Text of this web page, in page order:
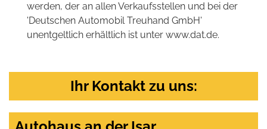
werden, der an allen Verkaufsstellen und bei der
'Deutschen Automobil Treuhand GmbH'
unentgeltlich erhältlich ist unter www.dat.de.
Ihr Kontakt zu uns: